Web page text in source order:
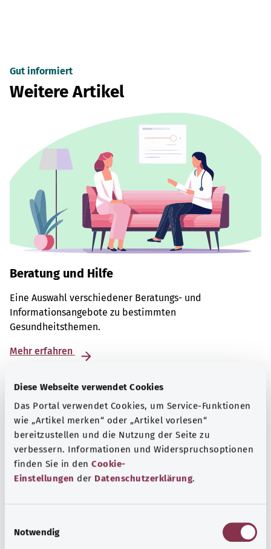
Diese Webseite verwendet Cookies
Das Portal verwendet Cookies, um Service-Funktionen
wie „Artikel merken“ oder „Artikel vorlesen“
bereitzustellen und die Nutzung der Seite zu
verbessern. Informationen und Widerspruchsoptionen
finden Sie in den Cookie-
Einstellungen der Datenschutzerklärung.
Notwendig
Gut informiert
Weitere Artikel
Beratung und Hilfe
Eine Auswahl verschiedener Beratungs- und
Informationsangebote zu bestimmten
Gesundheitsthemen.
Mehr erfahren